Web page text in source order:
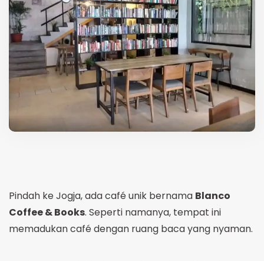
Pindah ke Jogja, ada café unik bernama Blanco
Coffee & Books. Seperti namanya, tempat ini
memadukan café dengan ruang baca yang nyaman.